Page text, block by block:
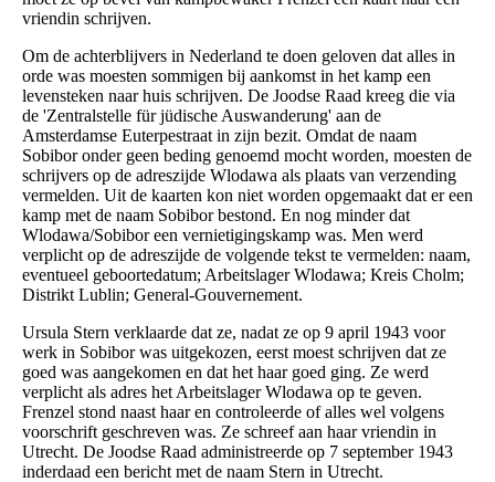
vriendin schrijven.
Om de achterblijvers in Nederland te doen geloven dat alles in
orde was moesten sommigen bij aankomst in het kamp een
levensteken naar huis schrijven. De Joodse Raad kreeg die via
de 'Zentralstelle für jüdische Auswanderung' aan de
Amsterdamse Euterpestraat in zijn bezit. Omdat de naam
Sobibor onder geen beding genoemd mocht worden, moesten de
schrijvers op de adreszijde Wlodawa als plaats van verzending
vermelden. Uit de kaarten kon niet worden opgemaakt dat er een
kamp met de naam Sobibor bestond. En nog minder dat
Wlodawa/Sobibor een vernietigingskamp was. Men werd
verplicht op de adreszijde de volgende tekst te vermelden: naam,
eventueel geboortedatum; Arbeitslager Wlodawa; Kreis Cholm;
Distrikt Lublin; General-Gouvernement.
Ursula Stern verklaarde dat ze, nadat ze op 9 april 1943 voor
werk in Sobibor was uitgekozen, eerst moest schrijven dat ze
goed was aangekomen en dat het haar goed ging. Ze werd
verplicht als adres het Arbeitslager Wlodawa op te geven.
Frenzel stond naast haar en controleerde of alles wel volgens
voorschrift geschreven was. Ze schreef aan haar vriendin in
Utrecht. De Joodse Raad administreerde op 7 september 1943
inderdaad een bericht met de naam Stern in Utrecht.